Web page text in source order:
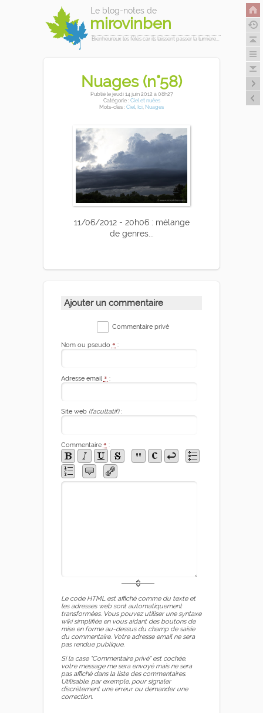
Le blog-notes de
mirovinben
Bienheureux les fêlés car ils laissent passer la lumière...
Nuages (n°58)
Publiéle jeudi 14 juin 2012 à 08h27
Catégorie : Ciel et nuées
Mots-clés : Ciel Ici Nuages
11/06/2012 - 20h06 : mélange
de genres...
Ajouter un commentaire
Commentaire privé
Nom ou pseudo * :
Adresse email * :
Site web (facultatif):
Commentaire * :
Le code HTML est affiché comme du texte et
les adresses web sont automatiquement
transformées. Vous pouvez utiliser une syntaxe
wiki simplifiée en vous aidant des boutons de
mise en forme au-dessus du champ de saisie
du commentaire. Votre adresse email ne sera
pas rendue publique.
Si la case "Commentaire privé" est cochée,
votre message me sera envoyé mais ne sera
pas affiché dans la liste des commentaires.
Utilisable, par exemple, pour signaler
discrètement une erreur ou demander une
correction.